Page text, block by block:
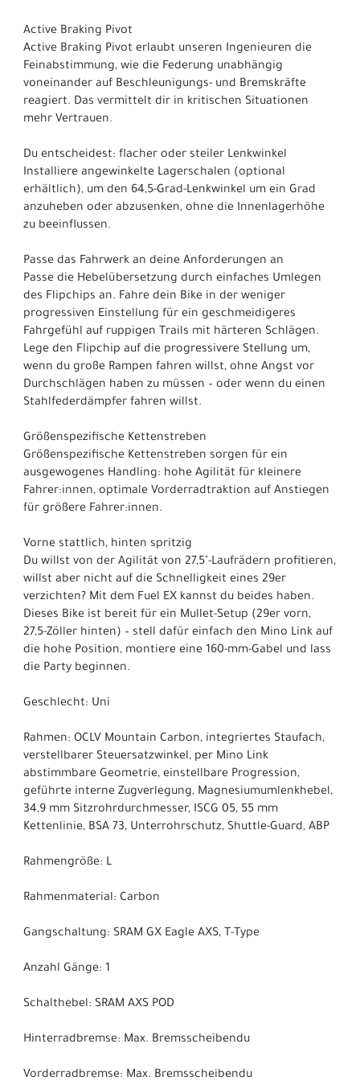
Active Braking Pivot
Active Braking Pivot erlaubt unseren Ingenieuren die
Feinabstimmung, wie die Federung unabhängig
voneinander auf Beschleunigungs- und Bremskräfte
reagiert. Das vermittelt dir in kritischen Situationen
mehr Vertrauen.
Du entscheidest: flacher oder steiler Lenkwinkel
Installiere angewinkelte Lagerschalen (optional
erhältlich), um den 64,5-Grad-Lenkwinkel um ein Grad
anzuheben oder abzusenken, ohne die Innenlagerhöhe
zu beeinflussen.
Passe das Fahrwerk an deine Anforderungen an
Passe die Hebelübersetzung durch einfaches Umlegen
des Flipchips an. Fahre dein Bike in der weniger
progressiven Einstellung für ein geschmeidigeres
Fahrgefühl auf ruppigen Trails mit härteren Schlägen.
Lege den Flipchip auf die progressivere Stellung um,
wenn du große Rampen fahren willst, ohne Angst vor
Durchschlägen haben zu müssen – oder wenn du einen
Stahlfederdämpfer fahren willst.
Größenspezifische Kettenstreben
Größenspezifische Kettenstreben sorgen für ein
ausgewogenes Handling: hohe Agilität für kleinere
Fahrer:innen, optimale Vorderradtraktion auf Anstiegen
für größere Fahrer:innen.
Vorne stattlich, hinten spritzig
Du willst von der Agilität von 27,5"-Laufrädern profitieren,
willst aber nicht auf die Schnelligkeit eines 29er
verzichten? Mit dem Fuel EX kannst du beides haben.
Dieses Bike ist bereit für ein Mullet-Setup (29er vorn,
27,5-Zöller hinten) – stell dafür einfach den Mino Link auf
die hohe Position, montiere eine 160-mm-Gabel und lass
die Party beginnen.
Geschlecht: Uni
Rahmen: OCLV Mountain Carbon, integriertes Staufach,
verstellbarer Steuersatzwinkel, per Mino Link
abstimmbare Geometrie, einstellbare Progression,
geführte interne Zugverlegung, Magnesiumumlenkhebel,
34,9 mm Sitzrohrdurchmesser, ISCG 05, 55 mm
Kettenlinie, BSA 73, Unterrohrschutz, Shuttle-Guard, ABP
Rahmengröße: L
Rahmenmaterial: Carbon
Gangschaltung: SRAM GX Eagle AXS, T-Type
Anzahl Gänge: 1
Schalthebel: SRAM AXS POD
Hinterradbremse: Max. Bremsscheibendu
Vorderradbremse: Max. Bremsscheibendu